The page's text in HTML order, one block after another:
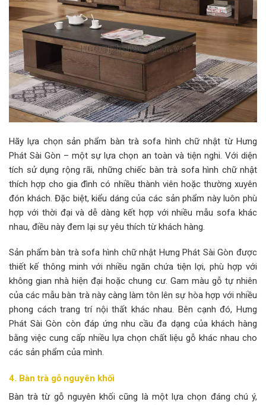
Hãy lựa chọn sản phẩm bàn trà sofa hình chữ nhật từ Hưng
Phát Sài Gòn – một sự lựa chọn an toàn và tiện nghi. Với diện
tích sử dụng rộng rãi, những chiếc bàn trà sofa hình chữ nhật
thích hợp cho gia đình có nhiều thành viên hoặc thường xuyên
đón khách. Đặc biệt, kiểu dáng của các sản phẩm này luôn phù
hợp với thời đại và dễ dàng kết hợp với nhiều mẫu sofa khác
nhau, điều này đem lại sự yêu thích từ khách hàng.
Sản phẩm bàn trà sofa hình chữ nhật Hưng Phát Sài Gòn được
thiết kế thông minh với nhiều ngăn chứa tiện lợi, phù hợp với
không gian nhà hiện đại hoặc chung cư. Gam màu gỗ tự nhiên
của các mẫu bàn trà này càng làm tôn lên sự hòa hợp với nhiều
phong cách trang trí nội thất khác nhau. Bên cạnh đó, Hưng
Phát Sài Gòn còn đáp ứng nhu cầu đa dạng của khách hàng
bằng việc cung cấp nhiều lựa chọn chất liệu gỗ khác nhau cho
các sản phẩm của mình.
4. Bàn trà gỗ nguyên khối
Bàn trà từ gỗ nguyên khối cũng là một lựa chọn đáng chú ý,